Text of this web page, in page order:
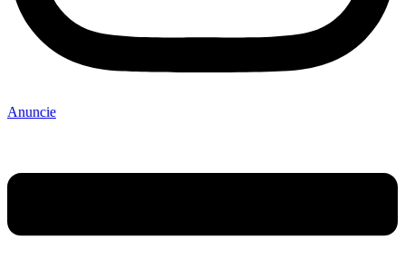
Anuncie